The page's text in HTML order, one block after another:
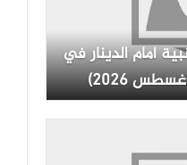
أمام الدينار في